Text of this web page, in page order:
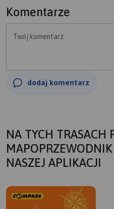
trasa wiodła z Czarnieckiej
Osiedlowym Klubie
Czytaj więcej:
Komentarze
Twój komentarz
dodaj komentarz
NA TYCH TRASACH
NASZEJ APLIKACJI